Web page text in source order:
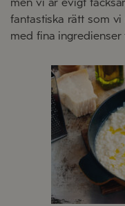
fantastiska rätt som
med fina ingredienser